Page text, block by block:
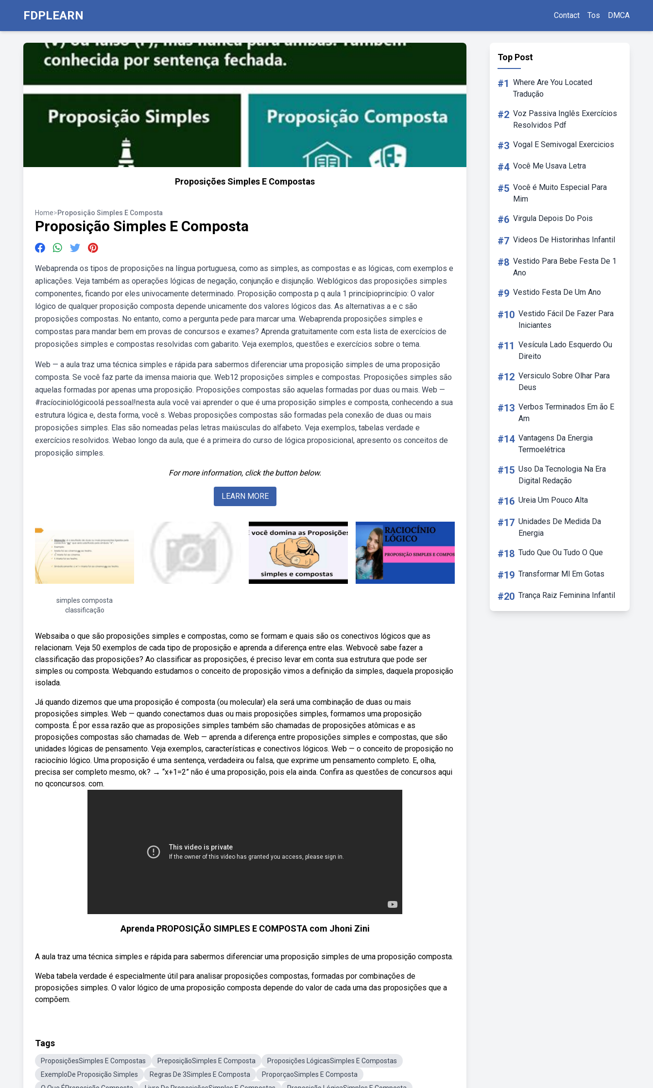
FDPLEARN Contact Tos DMCA
Proposições Simples E Compostas
Home>Proposição Simples E Composta
Proposição Simples E Composta
Webaprenda os tipos de proposições na língua portuguesa, como as simples, as compostas e as lógicas, com exemplos e
aplicações. Veja também as operações lógicas de negação, conjunção e disjunção. Weblógicos das proposições simples
componentes, ficando por eles univocamente determinado. Proposição composta p q aula 1 princípioprincípio: O valor
lógico de qualquer proposição composta depende unicamente dos valores lógicos das. As alternativas a e c são
proposições compostas. No entanto, como a pergunta pede para marcar uma. Webaprenda proposições simples e
compostas para mandar bem em provas de concursos e exames? Aprenda gratuitamente com esta lista de exercícios de
proposições simples e compostas resolvidas com gabarito. Veja exemplos, questões e exercícios sobre o tema.
Web — a aula traz uma técnica simples e rápida para sabermos diferenciar uma proposição simples de uma proposição
composta. Se você faz parte da imensa maioria que. Web12 proposições simples e compostas. Proposições simples são
aquelas formadas por apenas uma proposição. Proposições compostas são aquelas formadas por duas ou mais. Web —
#racíociniológicoolá pessoal!nesta aula você vai aprender o que é uma proposição simples e composta, conhecendo a sua
estrutura lógica e, desta forma, você s. Webas proposições compostas são formadas pela conexão de duas ou mais
proposições simples. Elas são nomeadas pelas letras maiúsculas do alfabeto. Veja exemplos, tabelas verdade e
exercícios resolvidos. Webao longo da aula, que é a primeira do curso de lógica proposicional, apresento os conceitos de
proposição simples.
For more information, click the button below.
LEARN MORE
simples composta
classificação
Websaiba o que são proposições simples e compostas, como se formam e quais são os conectivos lógicos que as
relacionam. Veja 50 exemplos de cada tipo de proposição e aprenda a diferença entre elas. Webvocê sabe fazer a
classificação das proposições? Ao classificar as proposições, é preciso levar em conta sua estrutura que pode ser
simples ou composta. Webquando estudamos o conceito de proposição vimos a definição da simples, daquela proposição
isolada.
Já quando dizemos que uma proposição é composta (ou molecular) ela será uma combinação de duas ou mais
proposições simples. Web — quando conectamos duas ou mais proposições simples, formamos uma proposição
composta. É por essa razão que as proposições simples também são chamadas de proposições atômicas e as
proposições compostas são chamadas de. Web — aprenda a diferença entre proposições simples e compostas, que são
unidades lógicas de pensamento. Veja exemplos, características e conectivos lógicos. Web — o conceito de proposição no
raciocínio lógico. Uma proposição é uma sentença, verdadeira ou falsa, que exprime um pensamento completo. E, olha,
precisa ser completo mesmo, ok? → “x+1=2” não é uma proposição, pois ela ainda. Confira as questões de concursos aqui
no qconcursos. com.
Aprenda PROPOSIÇÃO SIMPLES E COMPOSTA com Jhoni Zini
A aula traz uma técnica simples e rápida para sabermos diferenciar uma proposição simples de uma proposição composta.
Weba tabela verdade é especialmente útil para analisar proposições compostas, formadas por combinações de
proposições simples. O valor lógico de uma proposição composta depende do valor de cada uma das proposições que a
compõem.
Tags
ProposiçõesSimples E Compostas PreposiçãoSimples E Composta
Proposições LógicasSimples E Compostas
ExemploDe Proposição Simples
Regras De 3Simples E Composta
ProporçaoSimples E Composta
Top Post
#1 Where Are You Located
Tradução
#2 Voz Passiva Inglês Exercícios
Resolvidos Pdf
#3 Vogal E Semivogal Exercicios
#4 Você Me Usava Letra
#5 Você é Muito Especial Para
Mim
#6 Virgula Depois Do Pois
#7 Videos De Historinhas Infantil
#8 Vestido Para Bebe Festa De 1
Ano
#9 Vestido Festa De Um Ano
#10 Vestido Fácil De Fazer Para
Iniciantes
#11 Vesícula Lado Esquerdo Ou
Direito
#12 Versiculo Sobre Olhar Para
Deus
#13 Verbos Terminados Em ão E
Am
#14 Vantagens Da Energia
Termoelétrica
#15 Uso Da Tecnologia Na Era
Digital Redação
#16 Ureia Um Pouco Alta
#17 Unidades De Medida Da
Energia
#18 Tudo Que Ou Tudo O Que
#19 Transformar Ml Em Gotas
#20 Trança Raiz Feminina Infantil